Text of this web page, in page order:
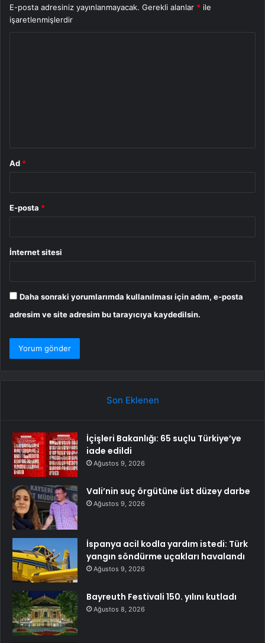
E-posta adresiniz yayınlanmayacak. Gerekli alanlar * ile
işaretlenmişlerdir
Ad *
E-posta *
İnternet sitesi
Daha sonraki yorumlarımda kullanılması için adım, e-posta
adresim ve site adresim bu tarayıcıya kaydedilsin.
Son Eklenen
İçişleri Bakanlığı: 65 suçlu Türkiye’ye
iade edildi
Ağustos 9, 2026
Vali’nin suç örgütüne üst düzey darbe
Ağustos 9, 2026
İspanya acil kodla yardım istedi: Türk
yangın söndürme uçakları havalandı
Ağustos 9, 2026
Bayreuth Festivali 150. yılını kutladı
Ağustos 8, 2026